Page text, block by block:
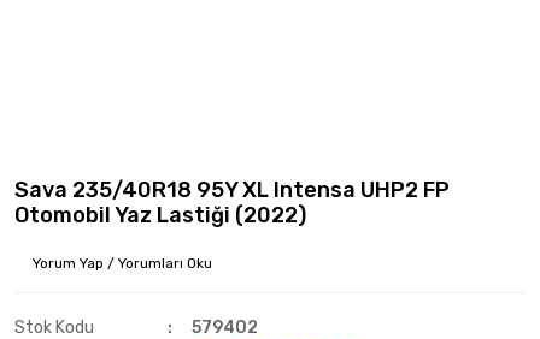
Sava 235/40R18 95Y XL Intensa UHP2 FP
Otomobil Yaz Lastiği (2022)
Yorum Yap / Yorumları Oku
Stok Kodu
579402